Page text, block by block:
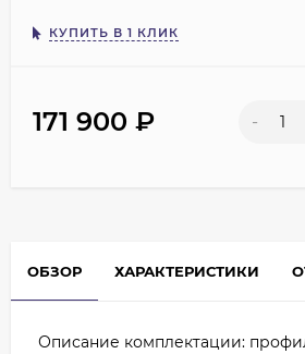
КУПИТЬ В 1 КЛИК
171 900 ₽ -
ОБЗОР ХАРАКТЕРИСТИКИ
Описание комплектации: